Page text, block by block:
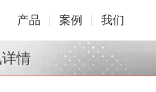
产品 案例 我们
情